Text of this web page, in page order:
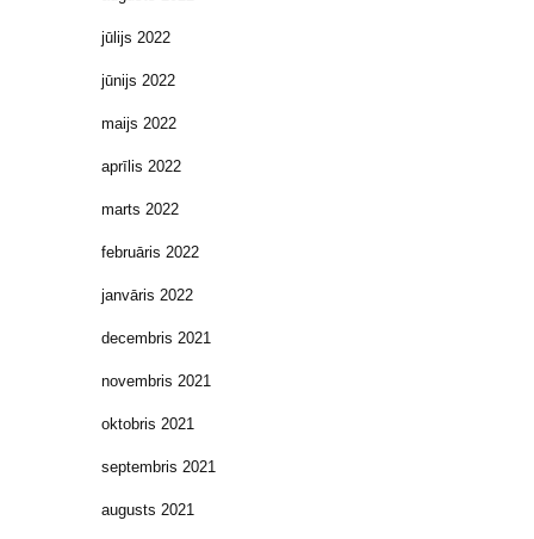
jūlijs 2022
jūnijs 2022
maijs 2022
aprīlis 2022
marts 2022
februāris 2022
janvāris 2022
decembris 2021
novembris 2021
oktobris 2021
septembris 2021
augusts 2021